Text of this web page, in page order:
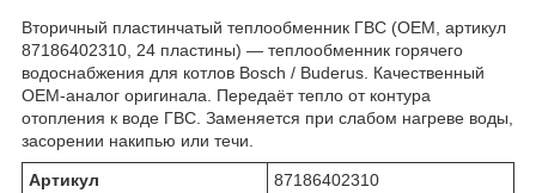
Вторичный пластинчатый теплообменник ГВС (OEM, артикул
87186402310, 24 пластины) — теплообменник горячего
водоснабжения для котлов Bosch / Buderus. Качественный
OEM-аналог оригинала. Передаёт тепло от контура
отопления к воде ГВС. Заменяется при слабом нагреве воды,
засорении накипью или течи.
Артикул
87186402310